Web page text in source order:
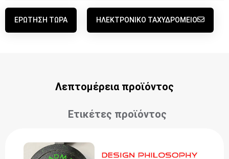
ΕΡΏΤΗΣΗ ΤΏΡΑ ΗΛΕΚΤΡΟΝΙΚΌ ΤΑΧΥΔΡΟΜΕΊΟ
Λεπτομέρεια προϊόντος
Ετικέτες προϊόντος